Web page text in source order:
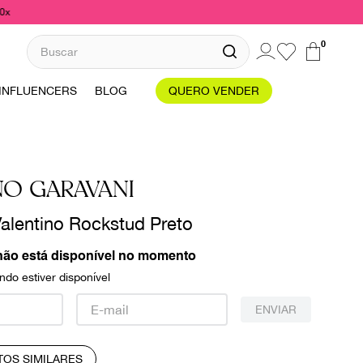
Buscar 0
INFLUENCERS BLOG QUERO VENDER
GARAVANI
Rockstud Preto
está disponível no momento
estiver disponível
ENVIAR
SIMILARES